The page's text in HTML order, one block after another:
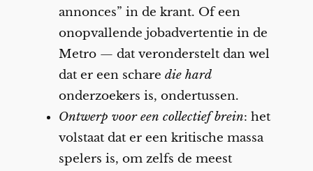
annonces” in de krant. Of een
onopvallende jobadvertentie in de
Metro — dat veronderstelt dan wel
dat er een schare die hard
onderzoekers is, ondertussen.
Ontwerp voor een collectief brein: het
volstaat dat er een kritische massa
spelers is, om zelfs de meest